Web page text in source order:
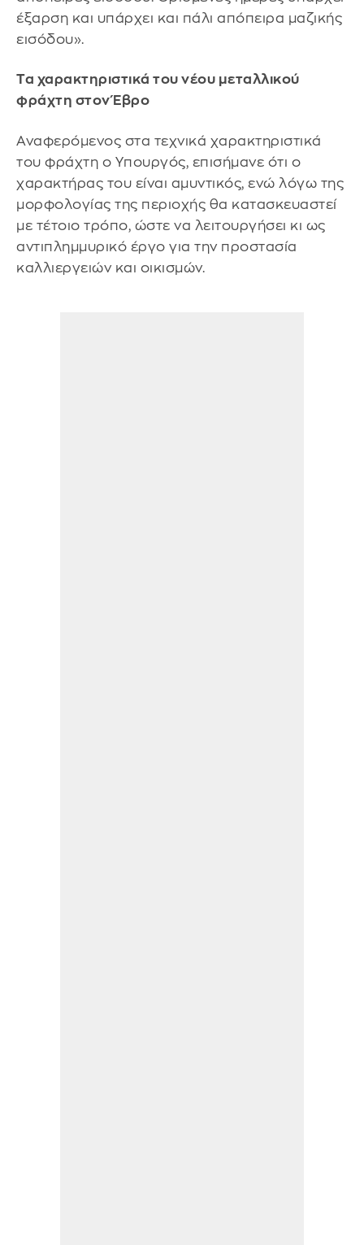
έξαρση και υπάρχει και πάλι απόπειρα μαζικής
εισόδου».
Τα χαρακτηριστικά του νέου μεταλλικού
φράχτη στον Έβρο
Αναφερόμενος στα τεχνικά χαρακτηριστικά
του φράχτη ο Υπουργός, επισήμανε ότι ο
χαρακτήρας του είναι αμυντικός, ενώ λόγω της
μορφολογίας της περιοχής θα κατασκευαστεί
με τέτοιο τρόπο, ώστε να λειτουργήσει κι ως
αντιπλημμυρικό έργο για την προστασία
καλλιεργειών και οικισμών.